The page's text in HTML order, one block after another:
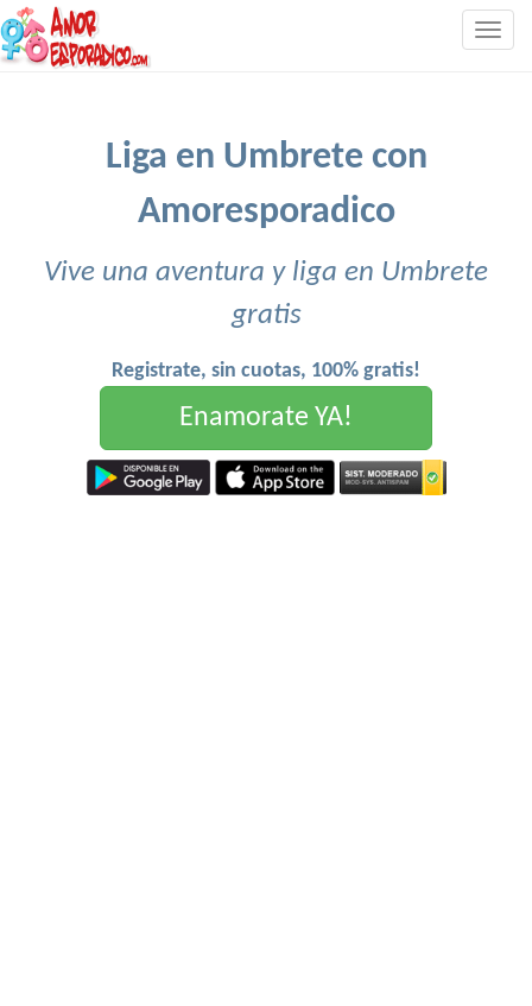
Liga en Umbrete con
Amoresporadico
Vive una aventura y liga en Umbrete
gratis
Registrate, sin cuotas, 100% gratis!
Enamorate YA!